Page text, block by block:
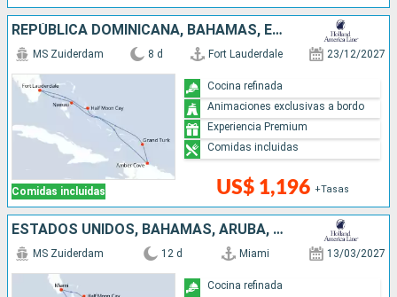
REPÚBLICA DOMINICANA, BAHAMAS, ESTADOS UNIDOS
Comidas incluidas
MS Zuiderdam 8 d Fort Lauderdale 23/12/2027
US$ 1,196 +Tasas
Cocina refinada
Animaciones exclusivas a bordo
Experiencia Premium
Comidas incluidas
ESTADOS UNIDOS, BAHAMAS, ARUBA, REPÚBLICA DOMINICANA
MS Zuiderdam 12 d Miami 13/03/2027
Cocina refinada